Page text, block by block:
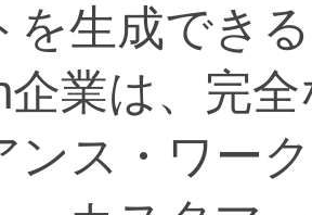
を生成でき
企業は、完
ンス・ワー